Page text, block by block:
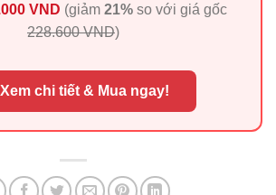
VND (giảm 21% so với giá gốc
228.600 VND)
chi tiết & Mua ngay!